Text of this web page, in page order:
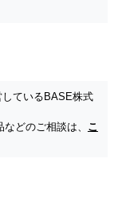
ているBASE株式
どのご相談は、 こ